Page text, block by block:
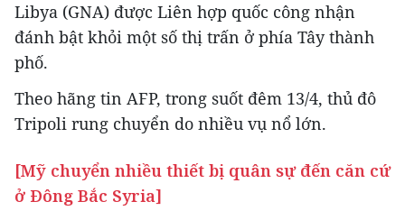
Libya (GNA) được Liên hợp quốc công nhận
đánh bật khỏi một số thị trấn ở phía Tây thành
phố.
Theo hãng tin AFP, trong suốt đêm 13/4, thủ đô
Tripoli rung chuyển do nhiều vụ nổ lớn.
[Mỹ chuyển nhiều thiết bị quân sự đến căn cứ
ở Đông Bắc Syria]